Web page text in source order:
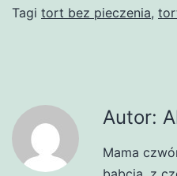
Tagi tort bez pieczenia,
Autor:
Mama